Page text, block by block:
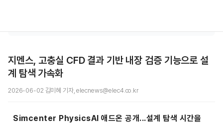
지멘스, 고충실 CFD 결과 기반 내장 검증 기능으로 설
계 탐색 가속화
2026-06-02 김미혜 기자, elecnews@elec4.co.kr
Simcenter PhysicsAI 애드온 공개...설계 탐색 시간을